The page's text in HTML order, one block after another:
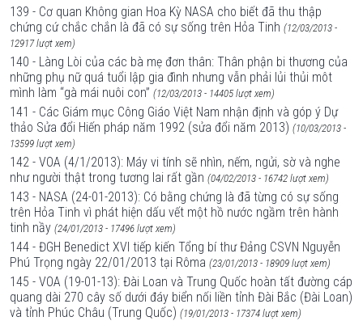
139 - Cơ quan Không gian Hoa Kỳ NASA cho biết đã thu thập
chứng cứ chắc chắn là đã có sự sống trên Hỏa Tinh (12/03/2013 -
12917 lượt xem)
140 - Làng Lòi của các bà mẹ đơn thân: Thân phận bi thương của
những phụ nữ quá tuổi lập gia đình nhưng vẫn phải lủi thủi môt
mình làm “gà mái nuôi con” (12/03/2013 - 14405 lượt xem)
141 - Các Giám mục Công Giáo Việt Nam nhận định và góp ý Dự
thảo Sửa đổi Hiến pháp năm 1992 (sửa đổi năm 2013) (10/03/2013 -
13599 lượt xem)
142 - VOA (4/1/2013): Máy vi tính sẽ nhìn, nếm, ngửi, sờ và nghe
như người thật trong tương lai rất gần (04/02/2013 - 16742 lượt xem)
143 - NASA (24-01-2013): Có bằng chứng là đã từng có sự sống
trên Hỏa Tinh vì phát hiện dấu vết một hồ nước ngầm trên hành
tinh nầy (24/01/2013 - 17496 lượt xem)
144 - ĐGH Benedict XVI tiếp kiến Tổng bí thư Đảng CSVN Nguyễn
Phú Trọng ngày 22/01/2013 tại Rôma (23/01/2013 - 18909 lượt xem)
145 - VOA (19-01-13): Đài Loan và Trung Quốc hoàn tất đường cáp
quang dài 270 cây số dưới đáy biển nối liền tỉnh Đài Bắc (Đài Loan)
và tỉnh Phúc Châu (Trung Quốc) (19/01/2013 - 17374 lượt xem)